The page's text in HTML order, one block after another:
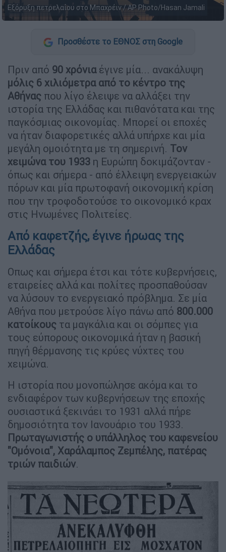
Εξόρυξη πετρελαίου στο Μπαχρέιν / AP Photo/Hasan Jamali
Προσθέστε το ΕΘΝΟΣ στη Google
Πριν από 90 χρόνιαέγινε μία... ανακάλυψη
μόλις 6 χιλιόμετρα από το κέντρο της
Αθήνας που λίγο έλειψε να αλλάξει την
ιστορία της Ελλάδας και πιθανότατα και της
παγκόσμιας οικονομίας. Μπορεί οι εποχές
να ήταν διαφορετικές αλλά υπήρχε και μία
μεγάλη ομοιότητα με τη σημερινή. Τον
χειμώνα του 1933 η Ευρώπη δοκιμάζονταν -
όπως και σήμερα - από έλλειψη ενεργειακών
πόρων και μία πρωτοφανή οικονομική κρίση
που την τροφοδοτούσε το οικονομικό κραχ
στις Ηνωμένες Πολιτείες.
Από καφετζής, έγινε ήρωας της
Ελλάδας
Οπως και σήμερα έτσι και τότε κυβερνήσεις,
εταιρείες αλλά και πολίτες προσπαθούσαν
να λύσουν το ενεργειακό πρόβλημα. Σε μία
Αθήνα που μετρούσε λίγο πάνω από 800.000
κατοίκους τα μαγκάλια και οι σόμπες για
τους εύπορους οικονομικά ήταν η βασική
πηγή θέρμανσης τις κρύες νύχτες του
χειμώνα.
Η ιστορία που μονοπώλησε ακόμα και το
ενδιαφέρον των κυβερνήσεων της εποχής
ουσιαστικά ξεκινάει το 1931 αλλά πήρε
δημοσιότητα τον Ιανουάριο του 1933.
Πρωταγωνιστής ο υπάλληλος του καφενείου
"Ομόνοια", Χαράλαμπος Ζεμπέλης, πατέρας
τριών παιδιών.